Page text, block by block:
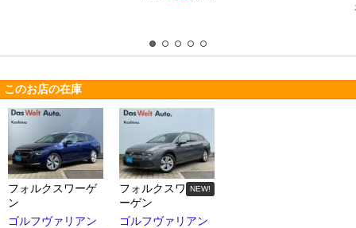
このお店の在庫
フォルクスワーゲ
ン
ゴルフヴァリアン
フォルクスワ
ーゲン
NEW!
ゴルフヴァリアン